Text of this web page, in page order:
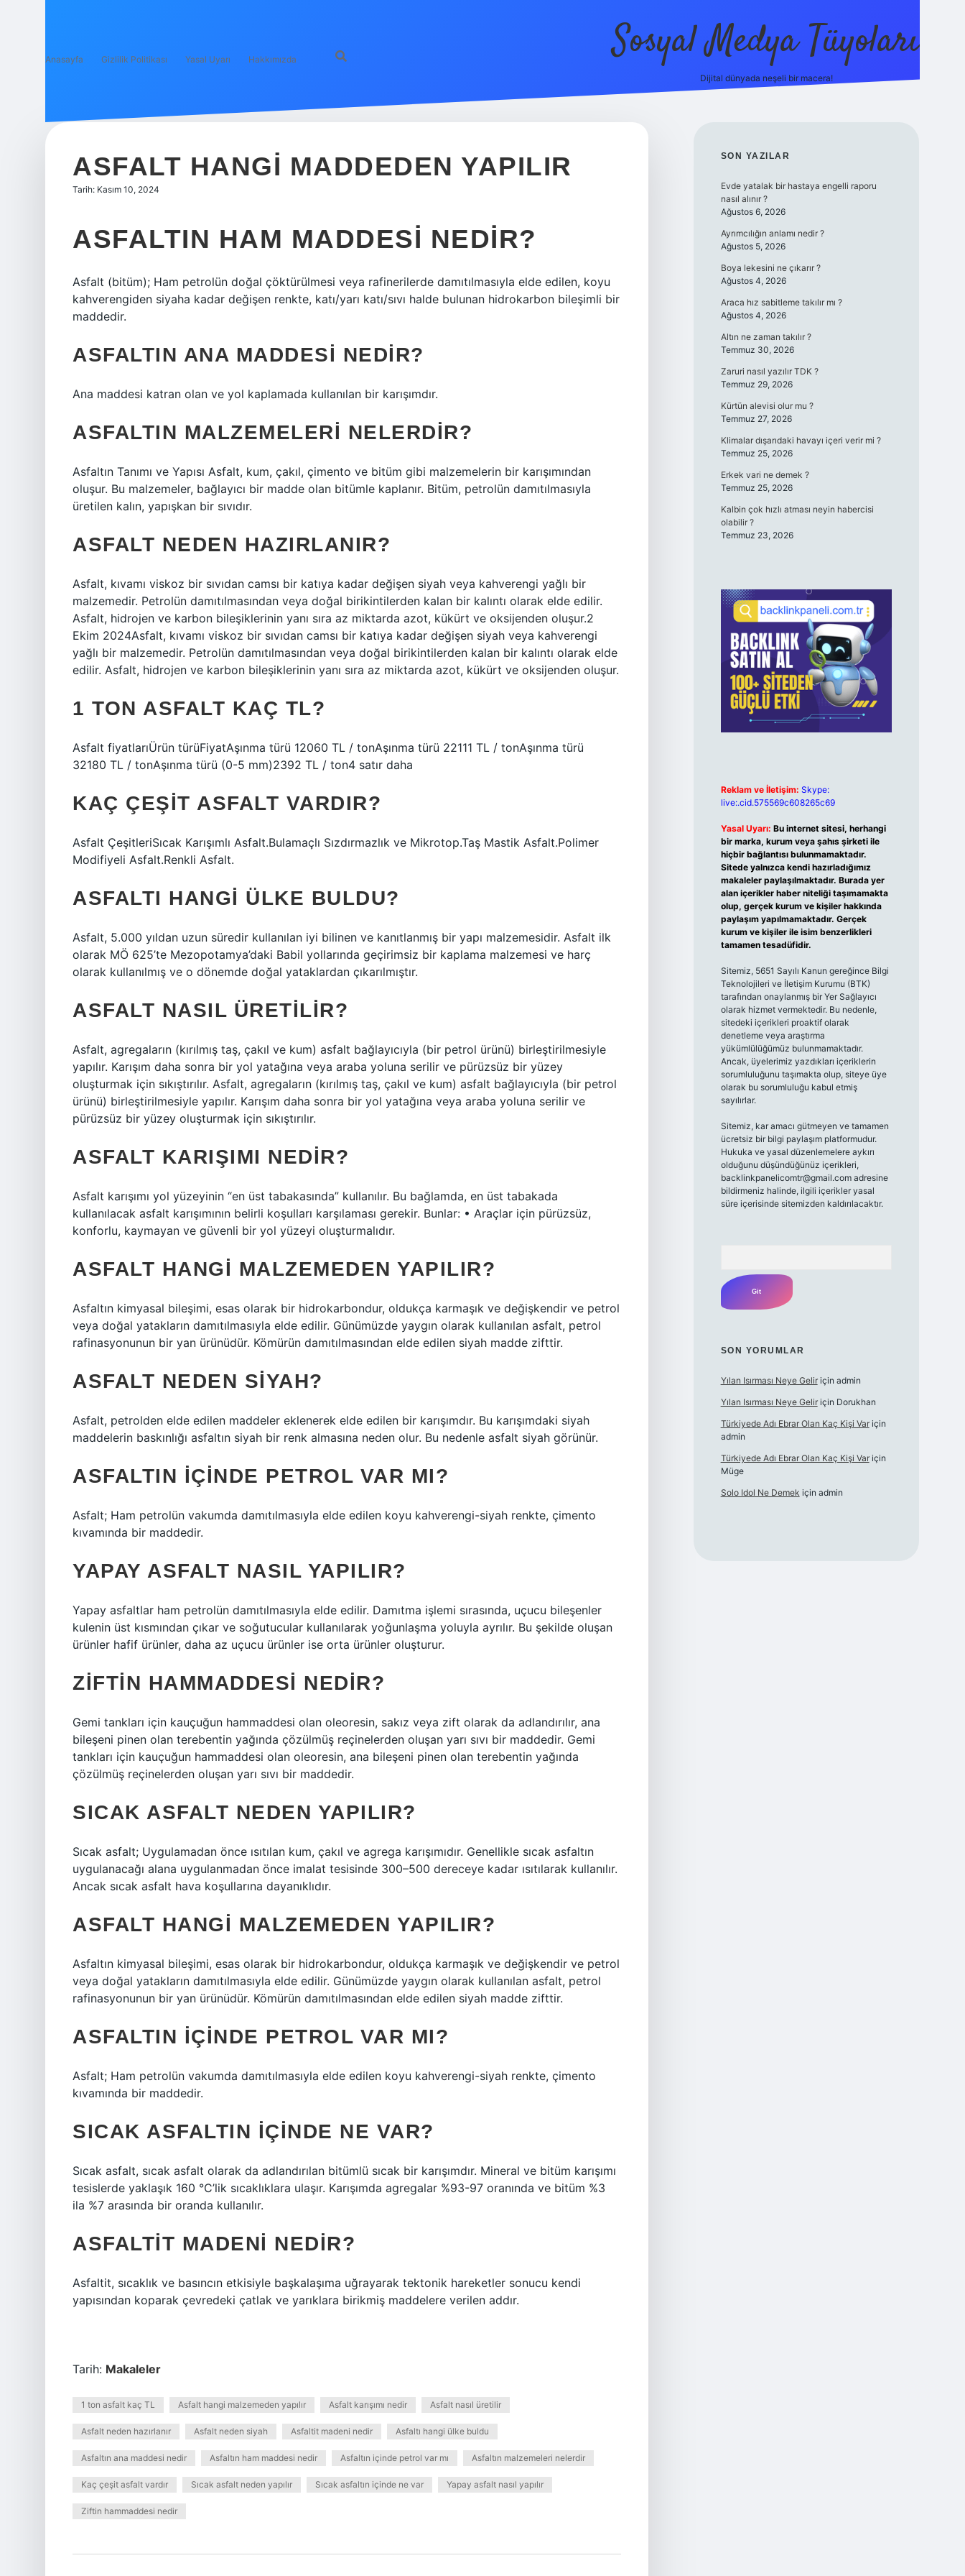
Anasayfa Gizlilik Politikası Yasal Uyarı Hakkımızda Sosyal Medya Tüyoları
Dijital dünyada neşeli bir macera!
ASFALT HANGI MADDEDEN YAPILIR
Tarih: Kasım 10, 2024
ASFALTIN HAM MADDESI NEDIR?
Asfalt (bitüm); Ham petrolün doğal çöktürülmesi veya rafinerilerde damıtılmasıyla elde edilen, koyu
kahverengiden siyaha kadar değişen renkte, katı/yarı katı/sıvı halde bulunan hidrokarbon bileşimli bir
maddedir.
ASFALTIN ANA MADDESI NEDIR?
Ana maddesi katran olan ve yol kaplamada kullanılan bir karışımdır.
ASFALTIN MALZEMELERI NELERDIR?
Asfaltın Tanımı ve Yapısı Asfalt, kum, çakıl, çimento ve bitüm gibi malzemelerin bir karışımından
oluşur. Bu malzemeler, bağlayıcı bir madde olan bitümle kaplanır. Bitüm, petrolün damıtılmasıyla
üretilen kalın, yapışkan bir sıvıdır.
ASFALT NEDEN HAZIRLANIR?
Asfalt, kıvamı viskoz bir sıvıdan camsı bir katıya kadar değişen siyah veya kahverengi yağlı bir
malzemedir. Petrolün damıtılmasından veya doğal birikintilerden kalan bir kalıntı olarak elde edilir.
Asfalt, hidrojen ve karbon bileşiklerinin yanı sıra az miktarda azot, kükürt ve oksijenden oluşur.2
Ekim 2024Asfalt, kıvamı viskoz bir sıvıdan camsı bir katıya kadar değişen siyah veya kahverengi
yağlı bir malzemedir. Petrolün damıtılmasından veya doğal birikintilerden kalan bir kalıntı olarak elde
edilir. Asfalt, hidrojen ve karbon bileşiklerinin yanı sıra az miktarda azot, kükürt ve oksijenden oluşur.
1 TON ASFALT KAÇ TL?
Asfalt fiyatlarıÜrün türüFiyatAşınma türü 12060 TL / tonAşınma türü 22111 TL / tonAşınma türü
32180 TL / tonAşınma türü (0-5 mm)2392 TL / ton4 satır daha
KAÇ ÇEŞIT ASFALT VARDIR?
Asfalt ÇeşitleriSıcak Karışımlı Asfalt.Bulamaçlı Sızdırmazlık ve Mikrotop.Taş Mastik Asfalt.Polimer
Modifiyeli Asfalt.Renkli Asfalt.
ASFALTI HANGI ÜLKE BULDU?
Asfalt, 5.000 yıldan uzun süredir kullanılan iyi bilinen ve kanıtlanmış bir yapı malzemesidir. Asfalt ilk
olarak MÖ 625’te Mezopotamya’daki Babil yollarında geçirimsiz bir kaplama malzemesi ve harç
olarak kullanılmış ve o dönemde doğal yataklardan çıkarılmıştır.
ASFALT NASIL ÜRETILIR?
Asfalt, agregaların (kırılmış taş, çakıl ve kum) asfalt bağlayıcıyla (bir petrol ürünü) birleştirilmesiyle
yapılır. Karışım daha sonra bir yol yatağına veya araba yoluna serilir ve pürüzsüz bir yüzey
oluşturmak için sıkıştırılır. Asfalt, agregaların (kırılmış taş, çakıl ve kum) asfalt bağlayıcıyla (bir petrol
ürünü) birleştirilmesiyle yapılır. Karışım daha sonra bir yol yatağına veya araba yoluna serilir ve
pürüzsüz bir yüzey oluşturmak için sıkıştırılır.
ASFALT KARIŞIMI NEDIR?
Asfalt karışımı yol yüzeyinin “en üst tabakasında” kullanılır. Bu bağlamda, en üst tabakada
kullanılacak asfalt karışımının belirli koşulları karşılaması gerekir. Bunlar: • Araçlar için pürüzsüz,
konforlu, kaymayan ve güvenli bir yol yüzeyi oluşturmalıdır.
ASFALT HANGI MALZEMEDEN YAPILIR?
Asfaltın kimyasal bileşimi, esas olarak bir hidrokarbondur, oldukça karmaşık ve değişkendir ve petrol
veya doğal yatakların damıtılmasıyla elde edilir. Günümüzde yaygın olarak kullanılan asfalt, petrol
rafinasyonunun bir yan ürünüdür. Kömürün damıtılmasından elde edilen siyah madde zifttir.
ASFALT NEDEN SIYAH?
Asfalt, petrolden elde edilen maddeler eklenerek elde edilen bir karışımdır. Bu karışımdaki siyah
maddelerin baskınlığı asfaltın siyah bir renk almasına neden olur. Bu nedenle asfalt siyah görünür.
ASFALTIN IÇINDE PETROL VAR MI?
Asfalt; Ham petrolün vakumda damıtılmasıyla elde edilen koyu kahverengi-siyah renkte, çimento
kıvamında bir maddedir.
YAPAY ASFALT NASIL YAPILIR?
Yapay asfaltlar ham petrolün damıtılmasıyla elde edilir. Damıtma işlemi sırasında, uçucu bileşenler
kulenin üst kısmından çıkar ve soğutucular kullanılarak yoğunlaşma yoluyla ayrılır. Bu şekilde oluşan
ürünler hafif ürünler, daha az uçucu ürünler ise orta ürünler oluşturur.
ZIFTIN HAMMADDESI NEDIR?
Gemi tankları için kauçuğun hammaddesi olan oleoresin, sakız veya zift olarak da adlandırılır, ana
bileşeni pinen olan terebentin yağında çözülmüş reçinelerden oluşan yarı sıvı bir maddedir. Gemi
tankları için kauçuğun hammaddesi olan oleoresin, ana bileşeni pinen olan terebentin yağında
çözülmüş reçinelerden oluşan yarı sıvı bir maddedir.
SICAK ASFALT NEDEN YAPILIR?
Sıcak asfalt; Uygulamadan önce ısıtılan kum, çakıl ve agrega karışımıdır. Genellikle sıcak asfaltın
uygulanacağı alana uygulanmadan önce imalat tesisinde 300–500 dereceye kadar ısıtılarak kullanılır.
Ancak sıcak asfalt hava koşullarına dayanıklıdır.
ASFALT HANGI MALZEMEDEN YAPILIR?
Asfaltın kimyasal bileşimi, esas olarak bir hidrokarbondur, oldukça karmaşık ve değişkendir ve petrol
veya doğal yatakların damıtılmasıyla elde edilir. Günümüzde yaygın olarak kullanılan asfalt, petrol
rafinasyonunun bir yan ürünüdür. Kömürün damıtılmasından elde edilen siyah madde zifttir.
ASFALTIN IÇINDE PETROL VAR MI?
Asfalt; Ham petrolün vakumda damıtılmasıyla elde edilen koyu kahverengi-siyah renkte, çimento
kıvamında bir maddedir.
SICAK ASFALTIN IÇINDE NE VAR?
Sıcak asfalt, sıcak asfalt olarak da adlandırılan bitümlü sıcak bir karışımdır. Mineral ve bitüm karışımı
tesislerde yaklaşık 160 °C’lik sıcaklıklara ulaşır. Karışımda agregalar %93-97 oranında ve bitüm %3
ila %7 arasında bir oranda kullanılır.
ASFALTIT MADENI NEDIR?
Asfaltit, sıcaklık ve basıncın etkisiyle başkalaşıma uğrayarak tektonik hareketler sonucu kendi
yapısından koparak çevredeki çatlak ve yarıklara birikmiş maddelere verilen addır.
Tarih: Makaleler
1 ton asfalt kaç TL Asfalt hangi malzemeden yapılır Asfalt karışımı nedir Asfalt nasıl üretilir
Asfalt neden hazırlanır Asfalt neden siyah Asfaltit madeni nedir Asfaltı hangi ülke buldu
Asfaltın ana maddesi nedir Asfaltın ham maddesi nedir Asfaltın içinde petrol var mı Asfaltın malzemeleri nelerdir
Kaç çeşit asfalt vardır Sıcak asfalt neden yapılır Sıcak asfaltın içinde ne var Yapay asfalt nasıl yapılır
Ziftin hammaddesi nedir
SIDEBAR
SON YAZILAR
Evde yatalak bir hastaya engelli raporu
nasıl alınır ?
Ağustos 6, 2026
Ayrımcılığın anlamı nedir ?
Ağustos 5, 2026
Boya lekesini ne çıkarır ?
Ağustos 4, 2026
Araca hız sabitleme takılır mı ?
Ağustos 4, 2026
Altın ne zaman takılır ?
Temmuz 30, 2026
Zaruri nasıl yazılır TDK ?
Temmuz 29, 2026
Kürtün alevisi olur mu ?
Temmuz 27, 2026
Klimalar dışarıdaki havayı içeri verir mi ?
Temmuz 25, 2026
Erkek vari ne demek ?
Temmuz 25, 2026
Kalbin çok hızlı atması neyin habercisi
olabilir ?
Temmuz 23, 2026
Reklam ve İletişim: Skype:
live:.cid.575569c608265c69
Yasal Uyarı: Bu internet sitesi, herhangi
bir marka, kurum veya şahıs şirketi ile
hiçbir bağlantısı bulunmamaktadır.
Sitede yalnızca kendi hazırladığımız
makaleler paylaşılmaktadır. Burada yer
alan içerikler haber niteliği taşımamakta
olup, gerçek kurum ve kişiler hakkında
paylaşım yapılmamaktadır. Gerçek
kurum ve kişiler ile isim benzerlikleri
tamamen tesadüfidir.
Sitemiz, 5651 Sayılı Kanun gereğince Bilgi
Teknolojileri ve İletişim Kurumu (BTK)
tarafından onaylanmış bir Yer Sağlayıcı
olarak hizmet vermektedir. Bu nedenle,
sitedeki içerikleri proaktif olarak
denetleme veya araştırma
yükümlülüğümüz bulunmamaktadır.
Ancak, üyelerimiz yazdıkları içeriklerin
sorumluluğunu taşımakta olup, siteye üye
olarak bu sorumluluğu kabul etmiş
sayılırlar.
Sitemiz, kar amacı gütmeyen ve tamamen
ücretsiz bir bilgi paylaşım platformudur.
Hukuka ve yasal düzenlemelere aykırı
olduğunu düşündüğünüz içerikleri,
backlinkpanelicomtr@gmail.comadresine
bildirmeniz halinde, ilgili içerikler yasal
süre içerisinde sitemizden kaldırılacaktır.
SON YORUMLAR
Yılan Isırması Neye Geliriçin admin
Yılan Isırması Neye Geliriçin Dorukhan
Türkiyede Adı Ebrar Olan Kaç Kişi Variçin
admin
Türkiyede Adı Ebrar Olan Kaç Kişi Variçin
Müge
Solo Idol Ne Demek için admin